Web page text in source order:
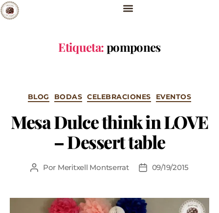
Etiqueta:pompones
BLOG BODAS CELEBRACIONES EVENTOS
Mesa Dulce think in LOVE
– Dessert table
Por Meritxell Montserrat 09/19/2015